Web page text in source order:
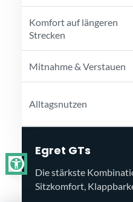
Komfort auf längeren
Strecken
Mitnahme & Verstauen
Alltagsnutzen
Egret GTs
Die stärkste
Sitzkomfort,